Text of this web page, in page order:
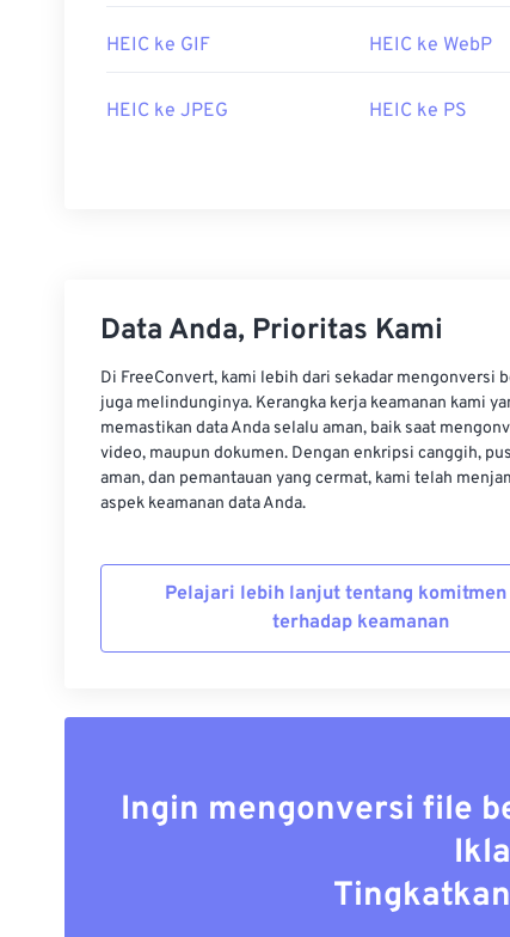
platform.
HEIC ke GIF HEIC ke WebP
HEIC ke JPEG HEIC ke PS
Data Anda, Prioritas Kami
Di FreeConvert, kami lebih dari sekadar mengonversi
juga melindunginya. Kerangka kerja keamanan kami
memastikan data Anda selalu aman, baik saat
video, maupun dokumen. Dengan enkripsi canggih,
aman, dan pemantauan yang cermat, kami telah
aspek keamanan data Anda.
Pelajari lebih lanjut tentang
terhadap keamanan
Ingin mengonversi file